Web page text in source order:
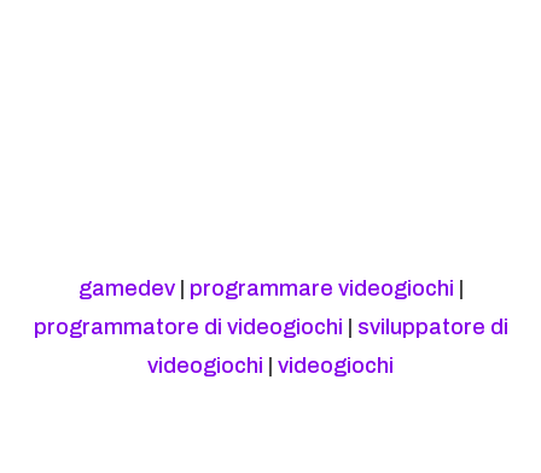
gamedev| programmare videogiochi
programmatore di videogiochi
sviluppatore di
videogiochi
videogiochi